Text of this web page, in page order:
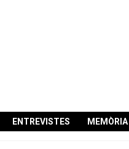
ENTREVISTES MEMÒRIA